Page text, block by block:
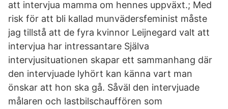
att intervjua mamma om hennes uppväxt.; Med
risk för att bli kallad munvädersfeminist måste
jag tillstå att de fyra kvinnor Leijnegard valt att
intervjua har intressantare Själva
intervjusituationen skapar ett sammanhang där
den intervjuade lyhört kan känna vart man
önskar att hon ska gå. Såväl den intervjuade
målaren och lastbilschauffören som